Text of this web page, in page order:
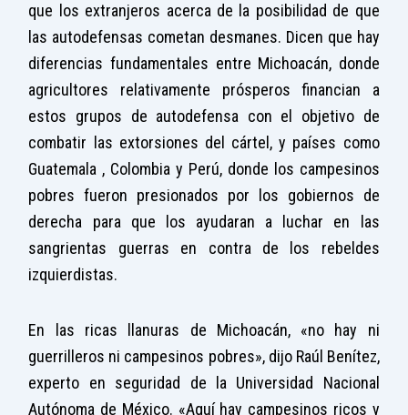
que los extranjeros acerca de la posibilidad de que
las autodefensas cometan desmanes. Dicen que hay
diferencias fundamentales entre Michoacán, donde
agricultores relativamente prósperos financian a
estos grupos de autodefensa con el objetivo de
combatir las extorsiones del cártel, y países como
Guatemala , Colombia y Perú, donde los campesinos
pobres fueron presionados por los gobiernos de
derecha para que los ayudaran a luchar en las
sangrientas guerras en contra de los rebeldes
izquierdistas.
En las ricas llanuras de Michoacán, «no hay ni
guerrilleros ni campesinos pobres», dijo Raúl Benítez,
experto en seguridad de la Universidad Nacional
Autónoma de México. «Aquí hay campesinos ricos y